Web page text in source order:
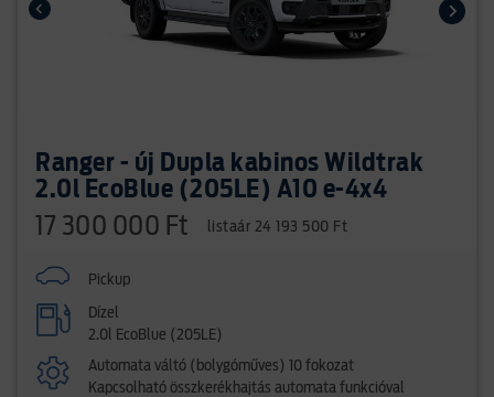
Ranger - új Dupla kabinos Wildtrak
2.0l EcoBlue (205LE) A10 e-4x4
17 300 000 Ft listaár 24 193 500 Ft
Pickup
Dízel
2.0l EcoBlue (205LE)
Automata váltó (bolygóműves) 10 fokozat
Kapcsolható összkerékhajtás automata funkcióval